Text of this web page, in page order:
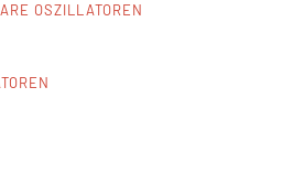
OSZILLATOREN